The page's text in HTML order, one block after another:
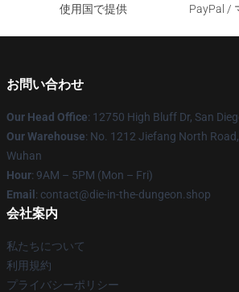
使用国で提供
PayPal /
お問い合わせ
Our Head Office: 12750 High Bluff Dr, San
Our Warehouse: No. 1212 Jiefang North
Wuhan
Hour: 9AM – 5PM (Mon – Fri)
Email : contact@die-in-the-dungeon.shop
会社案内
私たちについて
利用規約
プライバシーポリシー